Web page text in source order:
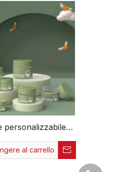
personalizzabile
Barattoli
personalizzabili
al carrello